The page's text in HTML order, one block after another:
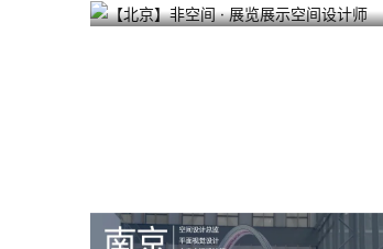
【北京】非空间 · 展览展示空间设
2025年7月14日 758